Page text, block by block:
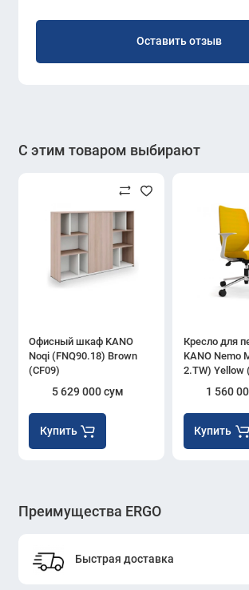
Оставить отзыв
С этим товаром выбирают
Офисный шкаф KANO
Noqi (FNQ90.18) Brown
(CF09)
5 629 000 сум
Купить
Кресло для
KANO Nemo
2.TW) Yellow
1 560
Купить
Преимущества ERGO
Быстрая доставка